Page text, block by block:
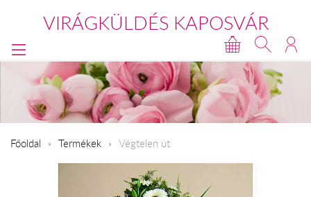
VIRÁGKÜLDÉS KAPOSVÁR
Főoldal Termékek Végtelen út